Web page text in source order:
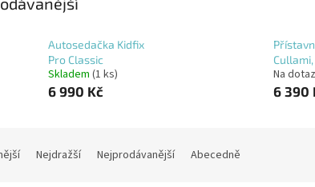
Autosedačka Kidfix
Pro Classic
Skladem (1 ks)
6 990 Kč
Na dotaz
6 390
Nejdražší Nejprodávanější Abecedně